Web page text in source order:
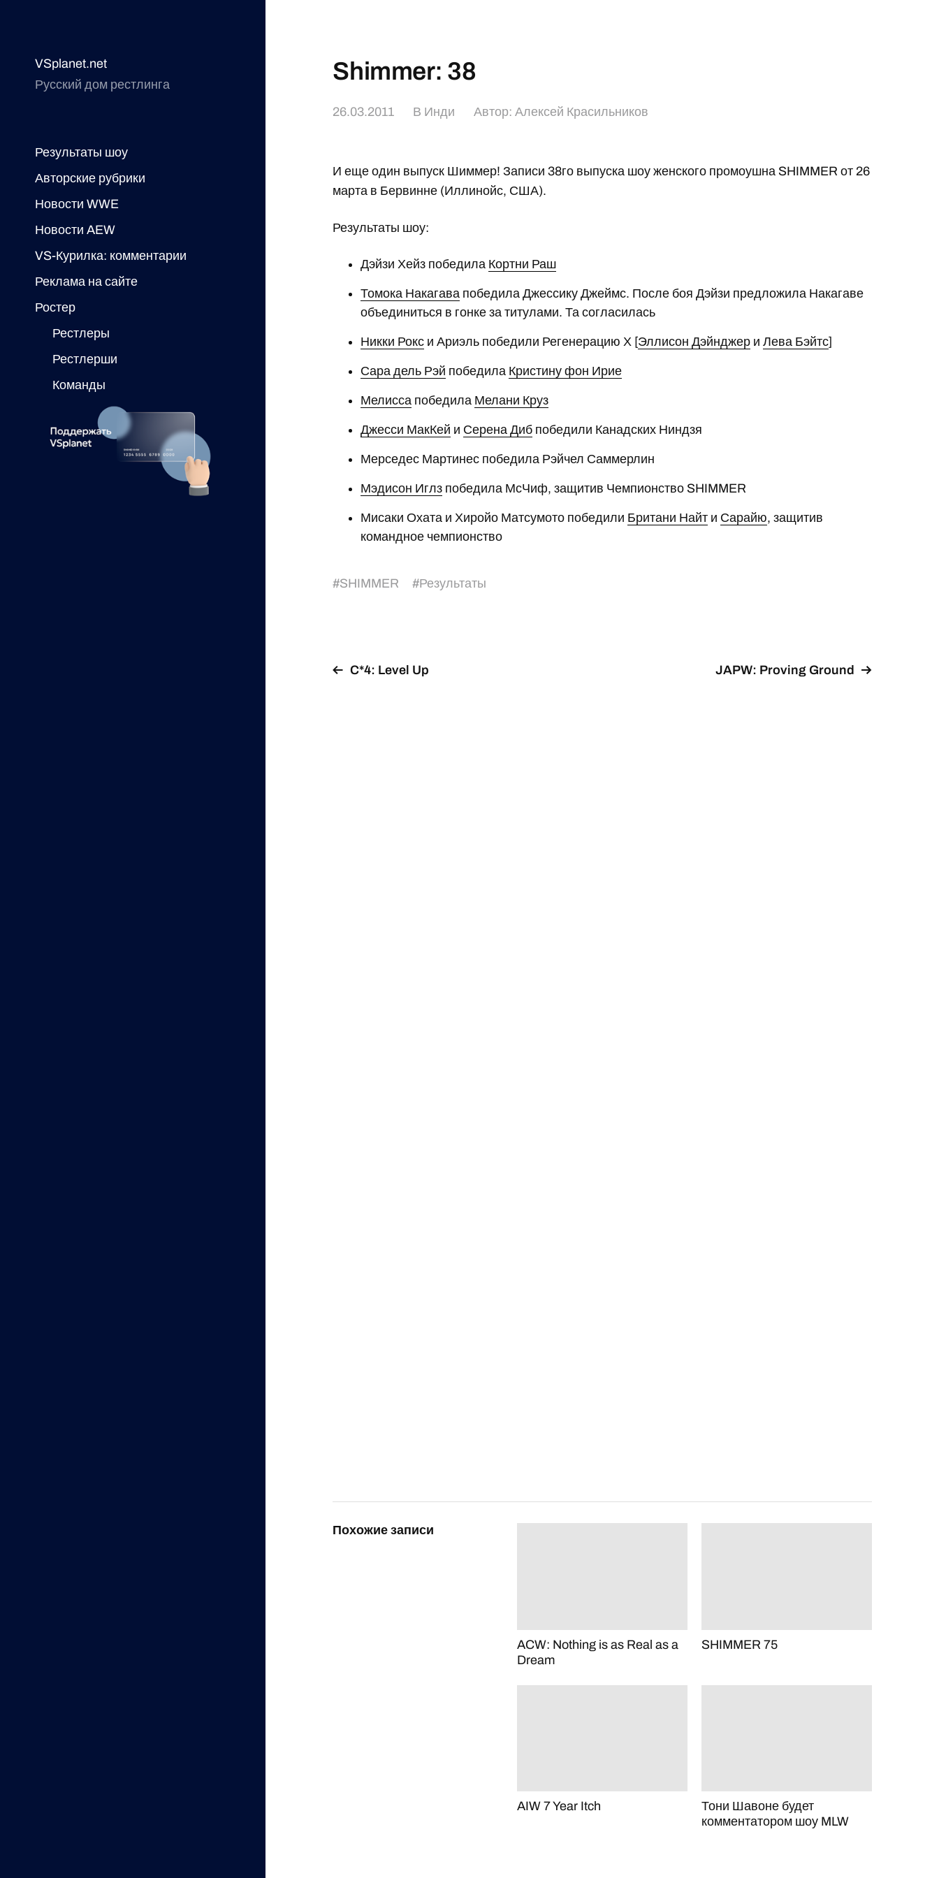
VSplanet.net
Русский дом рестлинга
Результаты шоу
Авторские рубрики
Новости WWE
Новости AEW
VS-Курилка: комментарии
Реклама на сайте
Ростер
Рестлеры
Рестлерши
Команды
Shimmer: 38
26.03.2011 В Инди Автор:Алексей Красильников
И еще один выпуск Шиммер! Записи 38го выпуска шоу женского промоушна SHIMMER от 26
марта в Бервинне (Иллинойс, США).
Результаты шоу:
Дэйзи Хейз победила Кортни Раш
Томока Накагава победила Джессику Джеймс. После боя Дэйзи предложила Накагаве
объединиться в гонке за титулами. Та согласилась
Никки Рокс и Ариэль победили Регенерацию Х [Эллисон Дэйнджер иЛева Бэйтс]
Сара дель Рэй победила Кристину фон Ирие
Мелисса победила Мелани Круз
Джесси МакКей и Серена Диб победили Канадских Ниндзя
Мерседес Мартинес победила Рэйчел Саммерлин
Мэдисон Иглз победила МсЧиф, защитив Чемпионство SHIMMER
Мисаки Охата и Хиройо Матсумото победили Британи Найт и Сарайю, защитив
командное чемпионство
#SHIMMER #Результаты
C*4: Level Up JAPW: Proving Ground
Похожие записи
ACW: Nothing is as Real as a
Dream
SHIMMER 75
AIW 7 Year Itch
Тони Шавоне будет
комментатором шоу MLW